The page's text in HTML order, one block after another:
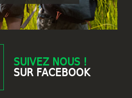
SUIVEZ NOUS !
SUR FACEBOOK